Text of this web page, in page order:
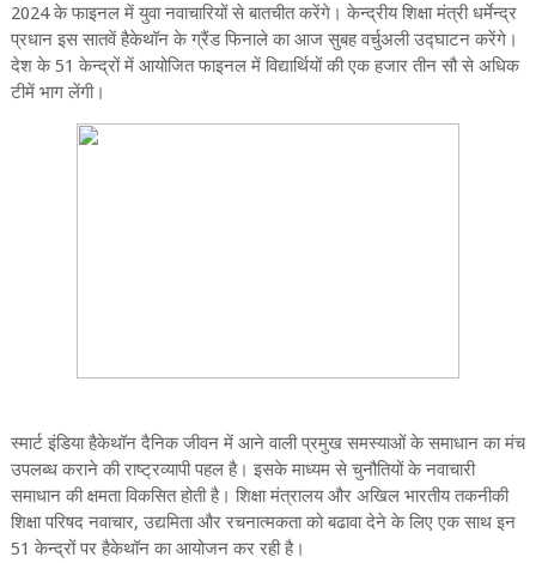
2024 के फाइनल में युवा नवाचारियों से बातचीत करेंगे। केन्‍द्रीय शिक्षा मंत्री धर्मेन्‍द्र
प्रधान इस सातवें हैकेथॉन के ग्रैंड फिनाले का आज सुबह वर्चुअली उद्घाटन करेंगे।
देश के 51 केन्‍द्रों में आयोजित फाइनल में विद्यार्थियों की एक हजार तीन सौ से अधिक
टीमें भाग लेंगी।
स्‍मार्ट इंडिया हैकेथॉन दैनिक जीवन में आने वाली प्रमुख समस्‍याओं के समाधान का मंच
उपलब्‍ध कराने की राष्‍ट्रव्‍यापी पहल है। इसके माध्‍यम से चुनौतियों के नवाचारी
समाधान की क्षमता विकसित होती है। शिक्षा मंत्रालय और अखिल भारतीय तकनीकी
शिक्षा परिषद नवाचार, उद्यमिता और रचनात्‍मकता को बढावा देने के लिए एक साथ इन
51 केन्‍द्रों पर हैकेथॉन का आयोजन कर रही है।